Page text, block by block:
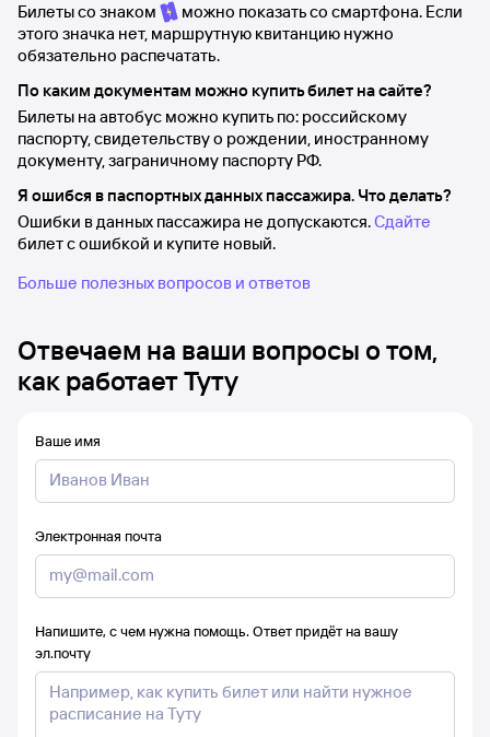
Билеты со знаком
можно показать со смартфона. Если
этого значка нет, маршрутную квитанцию нужно
обязательно распечатать.
По каким документам можно купить билет на сайте?
Билеты на автобус можно купить по: российскому
паспорту, свидетельству о рождении, иностранному
документу, заграничному паспорту РФ.
Я ошибся в паспортных данных пассажира. Что делать?
Ошибки в данных пассажира не допускаются.Сдайте
билет с ошибкой и купите новый.
Больше полезных вопросов и ответов
Отвечаем на ваши вопросы о том,
как работает Туту
Ваше имя
Электронная почта
Напишите, с чем нужна помощь. Ответ придёт на вашу
эл.почту